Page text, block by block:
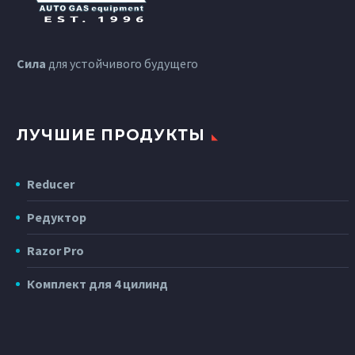
Сила для устойчивого будущего
ЛУЧШИЕ ПРОДУКТЫ
Reducer
Редуктор
Razor Pro
Комплект для 4 цилинд